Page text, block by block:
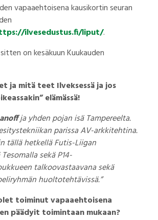
vapaaehtoisena kausikortin seuran
ilvesedustus.fi/liput/.
on kesäkuun Kuukauden
ja mitä teet Ilveksessä ja jos
elämässä!
ja yhden pojan isä Tampereelta.
parissa AV-arkkitehtina.
tällä hetkellä Futis-Liigan
sekä P14-
talkoovastaavana sekä
huoltotehtävissä.”
toiminut vapaaehtoisena
päädyit toimintaan mukaan?